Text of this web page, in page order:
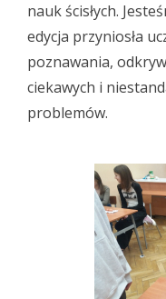
nauk ścisłych.
edycja przyniosła
poznawania,
ciekawych i
problemów.